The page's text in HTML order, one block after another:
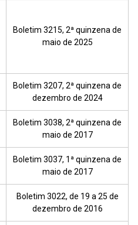
Boletim 3215, 2ª quinzena de
maio de 2025
Boletim 3207, 2ª quinzena de
dezembro de 2024
Boletim 3038, 2ª quinzena de
maio de 2017
Boletim 3037, 1ª quinzena de
maio de 2017
Boletim 3022, de 19 a 25 de
dezembro de 2016